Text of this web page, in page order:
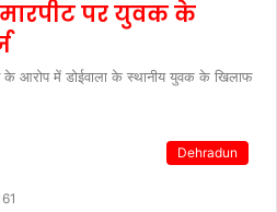
मारपीट पर युवक के
के आरोप में डोईवाला के स्थानीय युवक के खिलाफ
Dehradun